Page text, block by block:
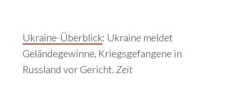
Ukraine-Überblick: Ukraine meldet
Geländegewinne, Kriegsgefangene in
Russland vor Gericht. Zeit